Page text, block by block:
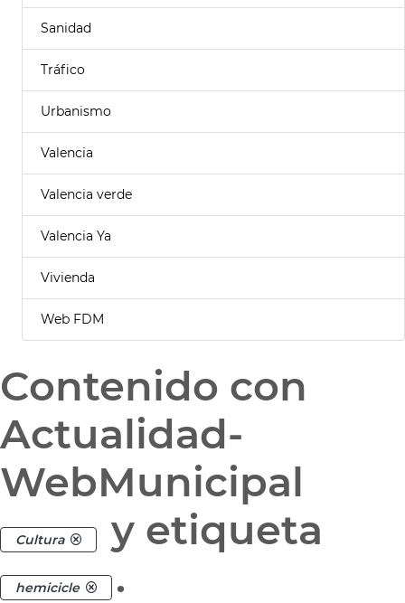
Sanidad
Tráfico
Urbanismo
Valencia
Valencia verde
Valencia Ya
Vivienda
Web FDM
Contenido con
Actualidad-
WebMunicipal
Cultura y etiqueta
hemicicle .